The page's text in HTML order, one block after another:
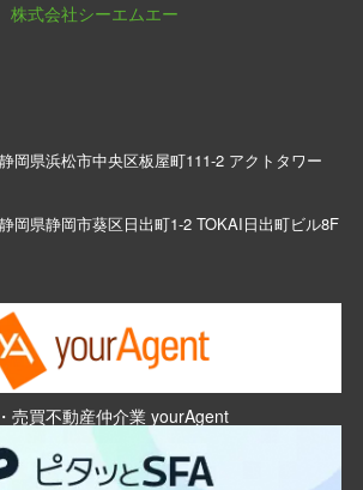
株式会社シーエムエー
岡県浜松市中央区板屋町111-2 アクトタワー
岡県静岡市葵区日出町1-2 TOKAI日出町ビル8F
売買不動産仲介業 yourAgent